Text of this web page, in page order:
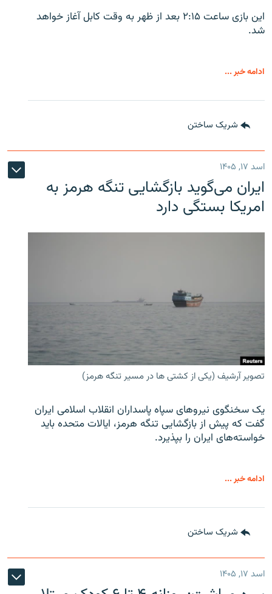
این بازی ساعت ۲:۱۵ بعد از ظهر به وقت کابل آغاز خواهد
شد.
ادامه خبر ...
شریک ساختن
اسد ۱۷, ۱۴۰۵
ایران می‌گوید بازگشایی تنگه هرمز به
امریکا بستگی دارد
تصویر آرشیف (یکی از کشتی ها در مسیر تنگه هرمز)
یک سخنگوی نیروهای سپاه پاسداران انقلاب اسلامی ایران
گفت که پیش از بازگشایی تنگه هرمز، ایالات متحده باید
خواسته‌های ایران را بپذیرد.
ادامه خبر ...
شریک ساختن
اسد ۱۷, ۱۴۰۵